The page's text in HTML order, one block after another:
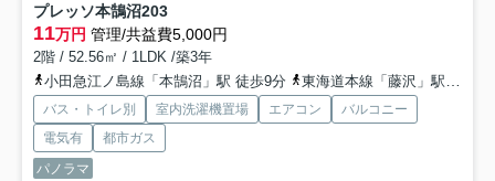
プレッソ本鵠沼203
11万円 管理/共益費5,000円
2階 / 52.56㎡ / 1LDK /築3年
小田急江ノ島線「本鵠沼」駅 徒歩9分
東海道本線「藤沢」駅 徒歩15分
バス・トイレ別 室内洗濯機置場 エアコン
バルコニー
電気有
都市ガス
パノラマ